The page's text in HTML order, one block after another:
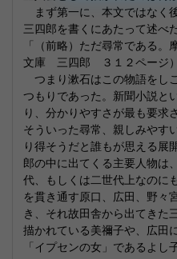
まず第一に、本文ではなく
三四郎を書くにあたって述べ
「（前略）ただ尋常である
文庫 三四郎 ３１２ページ）
つまり漱石はこの物語をし
つもりであった。新聞小説と
り、分かりやすさが最も要求
そういった尋常、親しみやす
り得そうだと誰もが思える展
郎の中に出てくる主要人物は
代、もしくは二世代上なのに
を貫き通す原口、広田、野々
き、それ故田舎から出てきた
描かれている美禰子や、広田
「イプセンの女」であるよし